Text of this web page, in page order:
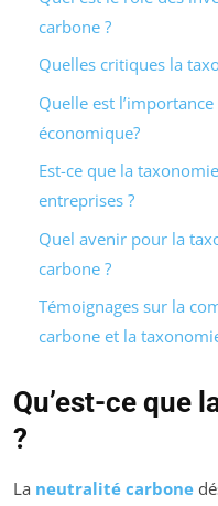
carbone ?
Quelles critiques la
Quelle est
économique?
Est-ce que la
entreprises ?
Quel avenir pour la
carbone ?
Témoignages sur la
carbone et la
Qu’est-ce que
?
La neutralité carbone